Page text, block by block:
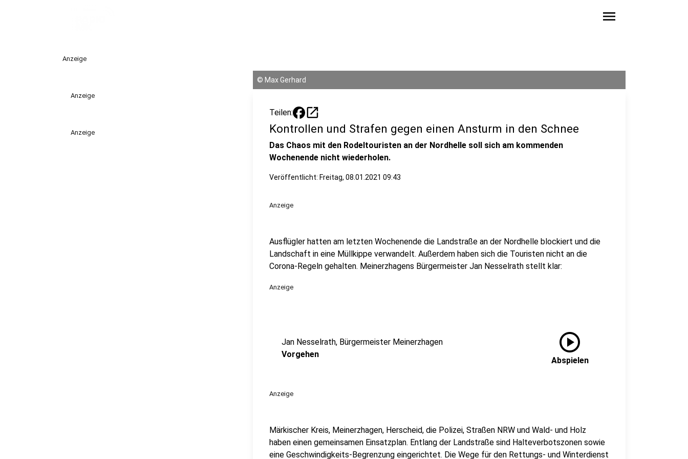
menu
Anzeige
Anzeige
Anzeige
© Max Gerhard
Teilen: open_in_new
Kontrollen und Strafen gegen einen Ansturm in den Schnee
Das Chaos mit den Rodeltouristen an der Nordhelle soll sich am kommenden
Wochenende nicht wiederholen.
Veröffentlicht: Freitag, 08.01.2021 09:43
Anzeige
Ausflügler hatten am letzten Wochenende die Landstraße an der Nordhelle blockiert und die
Landschaft in eine Müllkippe verwandelt. Außerdem haben sich die Touristen nicht an die
Corona-Regeln gehalten. Meinerzhagens Bürgermeister Jan Nesselrath stellt klar:
Anzeige
Jan Nesselrath, Bürgermeister Meinerzhagen
Vorgehen
play_circle
Abspielen
Anzeige
Märkischer Kreis, Meinerzhagen, Herscheid, die Polizei, Straßen NRW und Wald- und Holz
haben einen gemeinsamen Einsatzplan. Entlang der Landstraße sind Halteverbotszonen sowie
eine Geschwindigkeits-Begrenzung eingerichtet. Die Wege für den Rettungs- und Winterdienst